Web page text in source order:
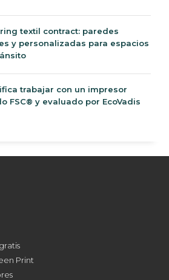
textil contract: paredes
y personalizadas para espacios
trabajar con un impresor
FSC® y evaluado por EcoVadis
Print